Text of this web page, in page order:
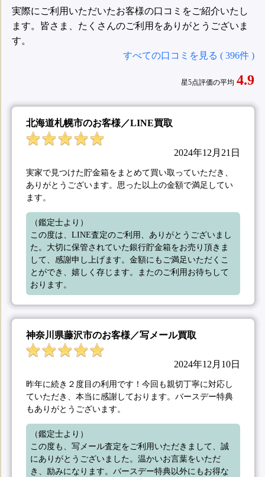
実際にご利用いただいたお客様の口コミをご紹介いたし
ます。皆さま、たくさんのご利用をありがとうございま
す。
すべての口コミを見る ( 396件 )
星5点評価の平均 4.9
北海道札幌市のお客様／LINE買取
2024年12月21日
実家で見つけた貯金箱をまとめて買い取っていただき、
ありがとうございます。思った以上の金額で満足してい
ます。
（鑑定士より）
この度は、LINE査定のご利用、ありがとうございまし
た。大切に保管されていた銀行貯金箱をお売り頂きま
して、感謝申し上げます。金額にもご満足いただくこ
とができ、嬉しく存じます。またのご利用お待ちして
おります。
神奈川県藤沢市のお客様／写メール買取
2024年12月10日
昨年に続き２度目の利用です！今回も親切丁寧に対応し
ていただき、本当に感謝しております。バースデー特典
もありがとうございます。
（鑑定士より）
この度も、写メール査定をご利用いただきまして、誠
にありがとうございました。温かいお言葉をいただ
き、励みになります。バースデー特典以外にもお得な